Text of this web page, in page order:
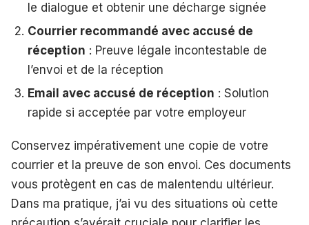
le dialogue et obtenir une décharge signée
Courrier recommandé avec accusé de
réception : Preuve légale incontestable de
l’envoi et de la réception
Email avec accusé de réception : Solution
rapide si acceptée par votre employeur
Conservez impérativement une copie de votre
courrier et la preuve de son envoi. Ces documents
vous protègent en cas de malentendu ultérieur.
Dans ma pratique, j’ai vu des situations où cette